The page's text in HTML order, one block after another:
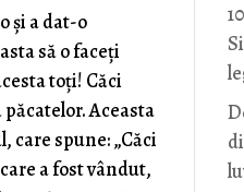
şi a dat-o
să o faceţi
toţi! Căci
Aceasta
care spune: „Căci
a fost vândut,